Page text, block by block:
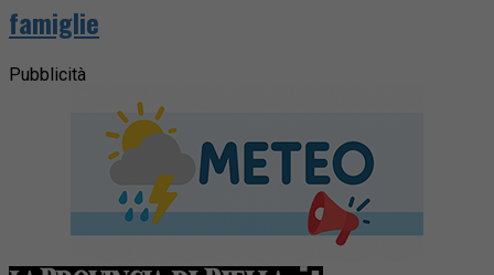
famiglie
Pubblicità